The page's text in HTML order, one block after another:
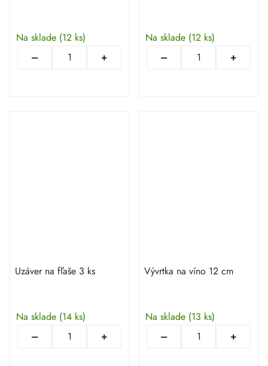
Na sklade (12 ks) Na sklade (12 ks)
Uzáver na fľaše 3 ks
Na sklade (14 ks)
Vývrtka na víno 12 cm
Na sklade (13 ks)